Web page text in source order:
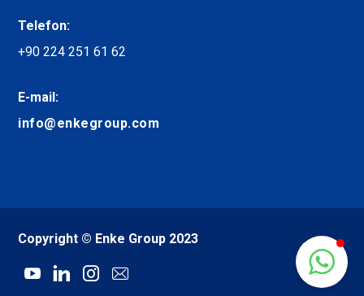
Telefon:
+90 224 251 61 62
E-mail:
info@enkegroup.com
Copyright © Enke Group 2023